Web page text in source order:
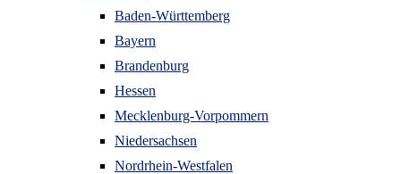
Baden-Württemberg
Bayern
Brandenburg
Hessen
Mecklenburg-Vorpommern
Niedersachsen
Nordrhein-Westfalen